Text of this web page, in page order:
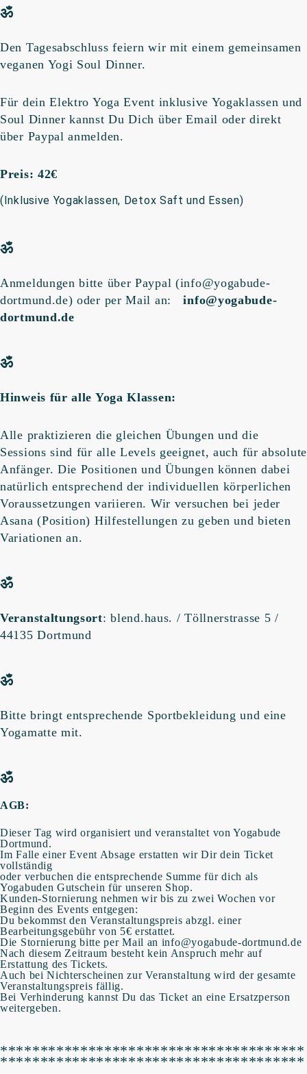
ॐ
Den Tagesabschluss feiern wir mit einem gemeinsamen
veganen Yogi Soul Dinner.
Für dein Elektro Yoga Event inklusive Yogaklassen und
Soul Dinner kannst Du Dich über Email oder direkt
über Paypal anmelden.
Preis: 42€
(Inklusive Yogaklassen, Detox Saft und Essen)
ॐ
Anmeldungen bitte über Paypal (info@yogabude-
dortmund.de) oder per Mail an:
info@yogabude-
dortmund.de
ॐ
Hinweis für alle Yoga Klassen:
Alle praktizieren die gleichen Übungen und die
Sessions sind für alle Levels geeignet, auch für absolute
Anfänger. Die Positionen und Übungen können dabei
natürlich entsprechend der individuellen körperlichen
Voraussetzungen variieren. Wir versuchen bei jeder
Asana (Position) Hilfestellungen zu geben und bieten
Variationen an.
ॐ
Veranstaltungsort: blend.haus. / Töllnerstrasse 5 /
44135 Dortmund
ॐ
Bitte bringt entsprechende Sportbekleidung und eine
Yogamatte mit.
ॐ
AGB:
Dieser Tag wird organisiert und veranstaltet von Yogabude
Dortmund.
Im Falle einer Event Absage erstatten wir Dir dein Ticket
vollständig
oder verbuchen die entsprechende Summe für dich als
Yogabuden Gutschein für unseren Shop.
Kunden-Stornierung nehmen wir bis zu zwei Wochen vor
Beginn des Events entgegen:
Du bekommst den Veranstaltungspreis abzgl. einer
Bearbeitungsgebühr von 5€ erstattet.
Die Stornierung bitte per Mail an info@yogabude-dortmund.de
Nach diesem Zeitraum besteht kein Anspruch mehr auf
Erstattung des Tickets.
Auch bei Nichterscheinen zur Veranstaltung wird der gesamte
Veranstaltungspreis fällig.
Bei Verhinderung kannst Du das Ticket an eine Ersatzperson
weitergeben.
**************************************
**************************************